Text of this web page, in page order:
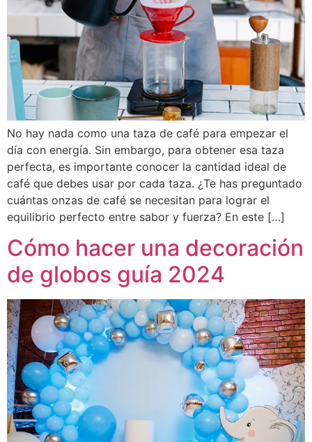
No hay nada como una taza de café para empezar el
día con energía. Sin embargo, para obtener esa taza
perfecta, es importante conocer la cantidad ideal de
café que debes usar por cada taza. ¿Te has preguntado
cuántas onzas de café se necesitan para lograr el
equilibrio perfecto entre sabor y fuerza? En este […]
Cómo hacer una decoración
de globos guía 2024